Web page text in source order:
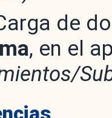
de
, en el